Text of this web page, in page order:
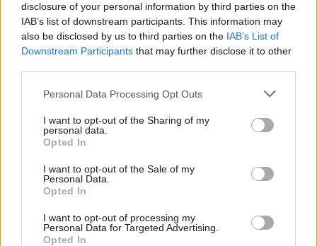
disclosure of your personal information by third parties on the
IAB’s list of downstream participants. This information may
also be disclosed by us to third parties on the IAB’s List of
Downstream Participants that may further disclose it to other
Personal Data Processing Opt Outs
I want to opt-out of the Sharing of my
personal data.
Opted In
I want to opt-out of the Sale of my
Personal Data.
Opted In
I want to opt-out of processing my
Personal Data for Targeted Advertising.
Opted In
Vågar du testa glass
som smakar mesost
eller whiskey?